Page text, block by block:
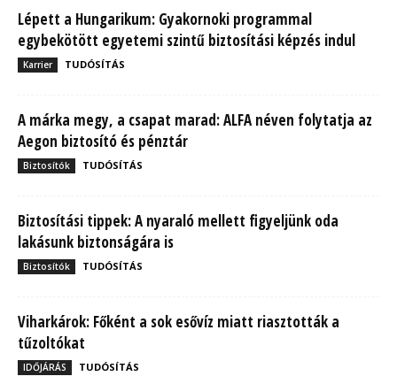
Lépett a Hungarikum: Gyakornoki programmal
egybekötött egyetemi szintű biztosítási képzés indul
Karrier TUDÓSÍTÁS
A márka megy, a csapat marad: ALFA néven folytatja az
Aegon biztosító és pénztár
Biztosítók TUDÓSÍTÁS
Biztosítási tippek: A nyaraló mellett figyeljünk oda
lakásunk biztonságára is
Biztosítók TUDÓSÍTÁS
Viharkárok: Főként a sok esővíz miatt riasztották a
tűzoltókat
IDŐJÁRÁS TUDÓSÍTÁS